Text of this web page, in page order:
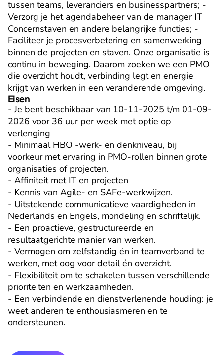
tussen teams, leveranciers en businesspartners; -
Verzorg je het agendabeheer van de manager IT
Concernstaven en andere belangrijke functies; -
Faciliteer je procesverbetering en samenwerking
binnen de projecten en staven. Onze organisatie is
continu in beweging. Daarom zoeken we een PMO
die overzicht houdt, verbinding legt en energie
krijgt van werken in een veranderende omgeving.
Eisen
- Je bent beschikbaar van 10-11-2025 t/m 01-09-
2026 voor 36 uur per week met optie op
verlenging
- Minimaal HBO -werk- en denkniveau, bij
voorkeur met ervaring in PMO-rollen binnen grote
organisaties of projecten.
- Affiniteit met IT en projecten
- Kennis van Agile- en SAFe-werkwijzen.
- Uitstekende communicatieve vaardigheden in
Nederlands en Engels, mondeling en schriftelijk.
- Een proactieve, gestructureerde en
resultaatgerichte manier van werken.
- Vermogen om zelfstandig én in teamverband te
werken, met oog voor detail én overzicht.
- Flexibiliteit om te schakelen tussen verschillende
prioriteiten en werkzaamheden.
- Een verbindende en dienstverlenende houding: je
weet anderen te enthousiasmeren en te
ondersteunen.